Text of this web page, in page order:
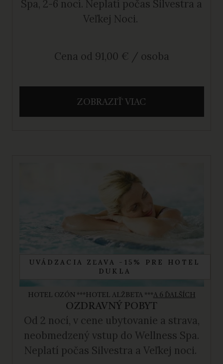
Spa, 2-6 nocí. Neplatí počas Silvestra a
Veľkej Noci.
Cena od 91,00 € / osoba
ZOBRAZIŤ VIAC
UVÁDZACIA ZĽAVA -15% PRE HOTEL
DUKLA
HOTEL OZÓN ***HOTEL ALŽBETA ***A 6 ĎALŠÍCH
OZDRAVNÝ POBYT
Od 2 nocí, v cene ubytovanie a strava,
neobmedzený vstup do Wellness Spa.
Neplatí počas Silvestra a Veľkej noci.